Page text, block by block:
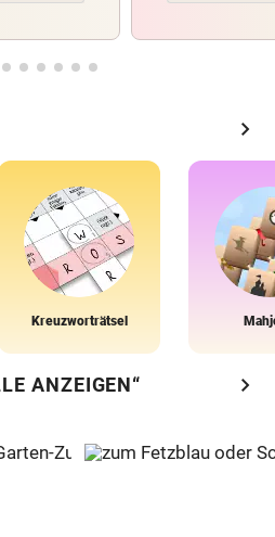
chevron_right
Kreuzworträtsel
ANZEIGEN“ chevron_right